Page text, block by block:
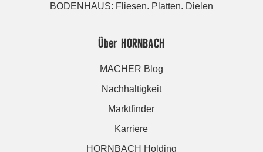
BODENHAUS: Fliesen. Platten. Dielen
Über HORNBACH
MACHER Blog
Nachhaltigkeit
Marktfinder
Karriere
HORNBACH Holding